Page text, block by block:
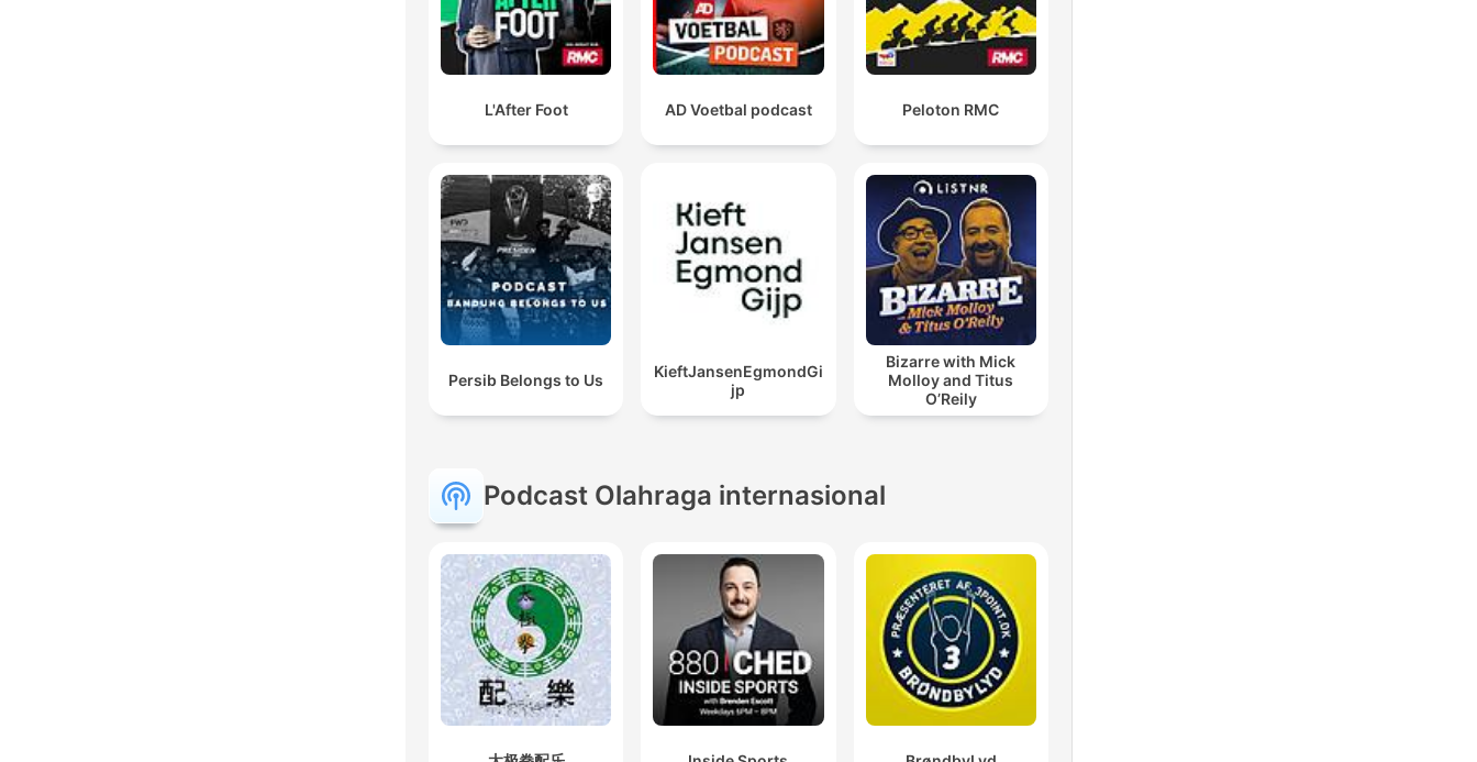
L'After Foot AD Voetbal podcast Peloton RMC
Persib Belongs to Us
KieftJansenEgmondGi
jp
Bizarre with Mick
Molloy and Titus
O’Reily
Podcast Olahraga internasional